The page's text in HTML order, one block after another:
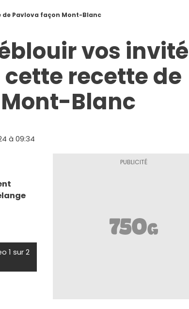
Pavlova façon Mont-Blanc
vos
recette de
Blanc
à 09:34
1 sur 2